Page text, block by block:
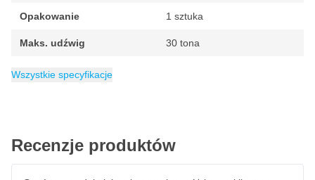
Długość: 196 mm
Szerokość: 144 mm
Opakowanie 1 sztuka
Maks. udźwig 30 tona
Minimalna wysokość
Waga 15.5 kg
Maksymalna wysokość
Kategoria Podnośnik hydrauliczny słupkowy
Wszystkie specyfikacje
Recenzje produktów